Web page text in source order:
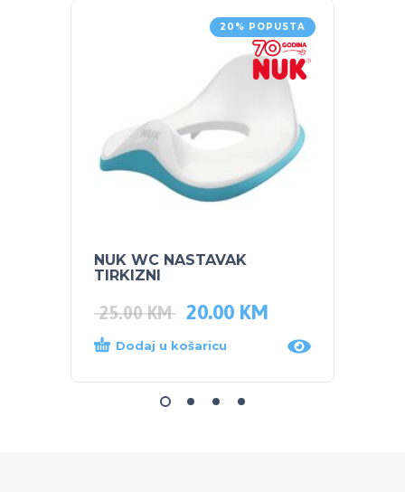
20% POPUSTA
NUK WC NASTAVAK
TIRKIZNI
25.00KM 20.00 KM
Dodaj u košaricu